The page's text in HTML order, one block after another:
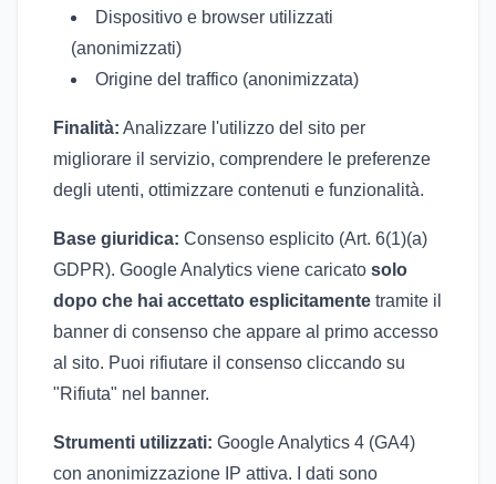
Dispositivo e browser utilizzati
(anonimizzati)
Origine del traffico (anonimizzata)
Finalità: Analizzare l'utilizzo del sito per
migliorare il servizio, comprendere le preferenze
degli utenti, ottimizzare contenuti e funzionalità.
Base giuridica: Consenso esplicito (Art. 6(1)(a)
GDPR). Google Analytics viene caricato solo
dopo che hai accettato esplicitamente tramite il
banner di consenso che appare al primo accesso
al sito. Puoi rifiutare il consenso cliccando su
"Rifiuta" nel banner.
Strumenti utilizzati: Google Analytics 4 (GA4)
con anonimizzazione IP attiva. I dati sono